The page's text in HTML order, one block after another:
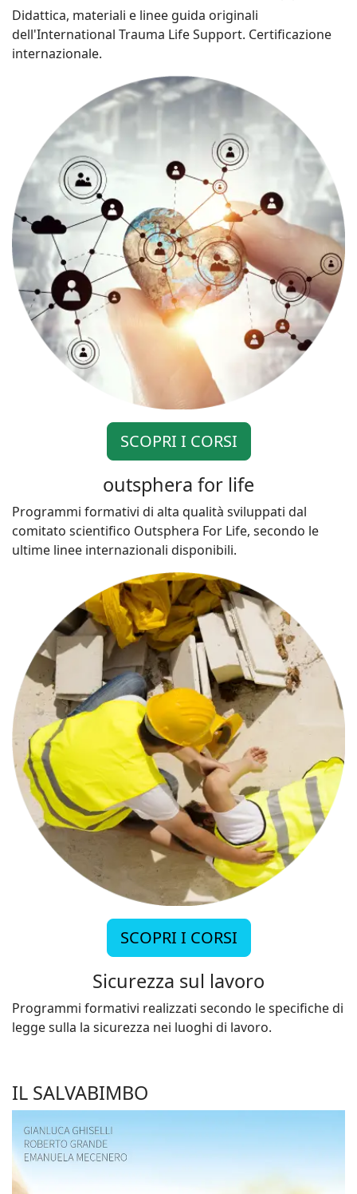
Didattica, materiali e linee guida originali
dell'International Trauma Life Support. Certificazione
internazionale.
SCOPRI I CORSI
outsphera for life
Programmi formativi di alta qualità sviluppati dal
comitato scientifico Outsphera For Life, secondo le
ultime linee internazionali disponibili.
SCOPRI I CORSI
Sicurezza sul lavoro
Programmi formativi realizzati secondo le specifiche di
legge sulla la sicurezza nei luoghi di lavoro.
IL SALVABIMBO